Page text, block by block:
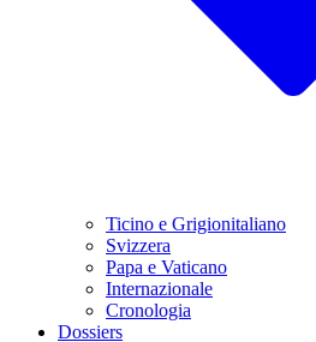
Ticino e Grigionitaliano
Svizzera
Papa e Vaticano
Internazionale
Cronologia
Dossiers